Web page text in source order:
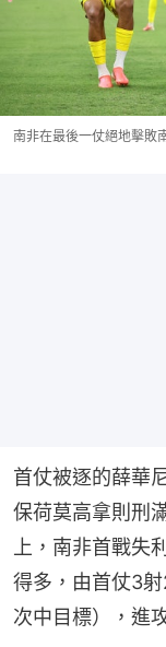
南非在最後一仗絕地擊敗
首仗被逐的薛華
保荷莫高拿則刑
上，南非首戰失
得多，由首仗3
次中目標），進